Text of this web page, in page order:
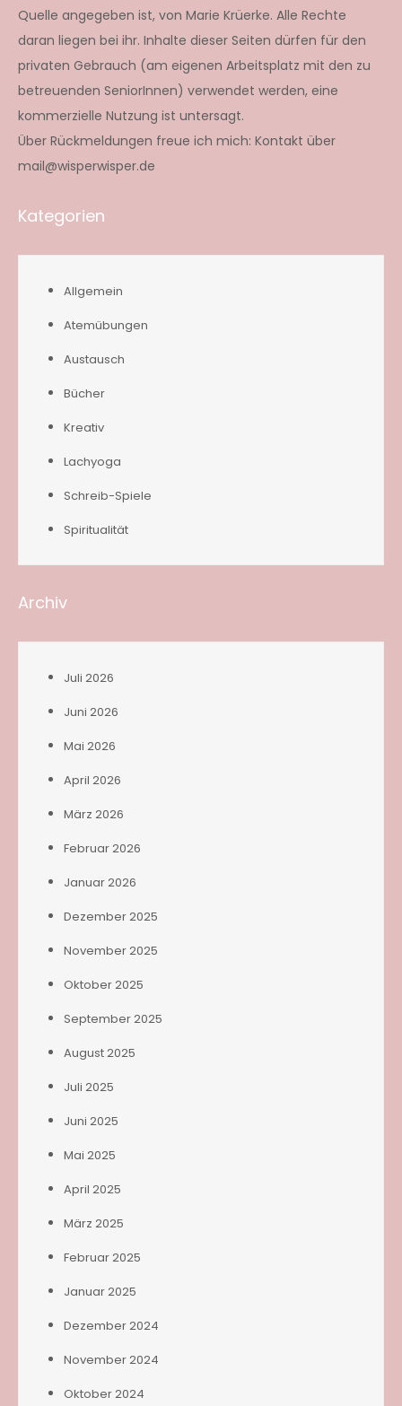
Quelle angegeben ist, von Marie Krüerke. Alle Rechte
daran liegen bei ihr. Inhalte dieser Seiten dürfen für den
privaten Gebrauch (am eigenen Arbeitsplatz mit den zu
betreuenden SeniorInnen) verwendet werden, eine
kommerzielle Nutzung ist untersagt.
Über Rückmeldungen freue ich mich: Kontakt über
mail@wisperwisper.de
Kategorien
Allgemein
Atemübungen
Austausch
Bücher
Kreativ
Lachyoga
Schreib-Spiele
Spiritualität
Archiv
Juli 2026
Juni 2026
Mai 2026
April 2026
März 2026
Februar 2026
Januar 2026
Dezember 2025
November 2025
Oktober 2025
September 2025
August 2025
Juli 2025
Juni 2025
Mai 2025
April 2025
März 2025
Februar 2025
Januar 2025
Dezember 2024
November 2024
Oktober 2024